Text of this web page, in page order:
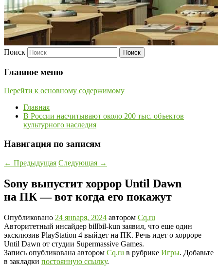
Поиск
Главное меню
Перейти к основному содержимому
Главная
В России насчитывают около 200 тыс. объектов
культурного наследия
Навигация по записям
← Предыдущая Следующая →
Sony выпустит хоррор Until Dawn
на ПК — вот когда его покажут
Опубликовано 24 января, 2024 автором Cq.ru
Авторитетный инсайдер billbil-kun заявил, что еще один
эксклюзив PlayStation 4 выйдет на ПК. Речь идет о хорроре
Until Dawn от студии Supermassive Games.
Запись опубликована автором Cq.ru в рубрике Игры. Добавьте
в закладки постоянную ссылку.